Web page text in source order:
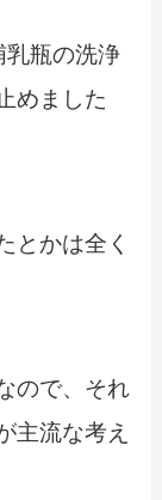
乳瓶の洗浄
めました
とかは全く
ので、それ
主流な考え